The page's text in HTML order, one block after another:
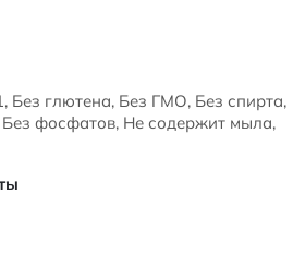
Без глютена, Без ГМО, Без спирта,
фосфатов, Не содержит мыла,